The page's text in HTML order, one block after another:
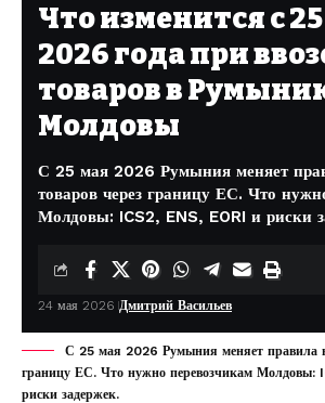
Что изменится с
2026 года при
товаров в
Молдовы
С 25 мая 2026 Румыния меняет
товаров через границу ЕС. Что
Молдовы: ICS2, ENS, EORI и риски
24 мая 2026 Дмитрий Васильев
С 25 мая 2026 Румыния меняет правила
границу ЕС. Что нужно перевозчикам Молдовы:
риски задержек.